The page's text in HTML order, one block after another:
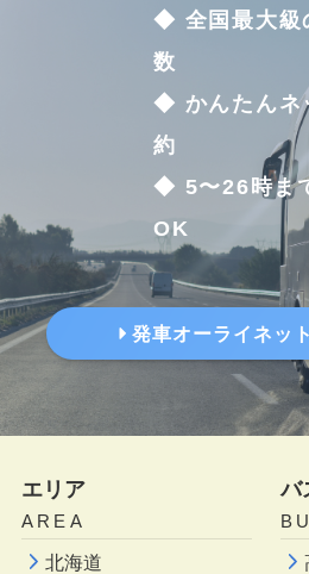
◆ 全国最大級
数
◆ かんたんネ
約
◆ 5〜26時ま
OK
発車オーライネッ
エリア
AREA
北海道
バ